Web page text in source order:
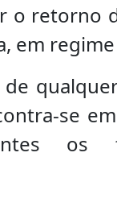
o retorno
em
se
os